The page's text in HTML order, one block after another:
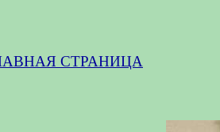
СТРАНИЦА